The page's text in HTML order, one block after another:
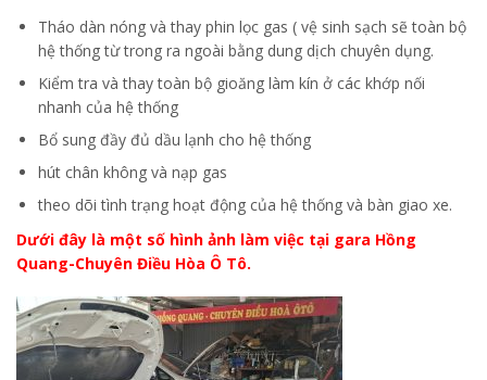
Tháo dàn nóng và thay phin lọc gas ( vệ sinh sạch sẽ toàn bộ
hệ thống từ trong ra ngoài bằng dung dịch chuyên dụng.
Kiểm tra và thay toàn bộ gioăng làm kín ở các khớp nối
nhanh của hệ thống
Bổ sung đầy đủ dầu lạnh cho hệ thống
hút chân không và nạp gas
theo dõi tình trạng hoạt động của hệ thống và bàn giao xe.
Dưới đây là một số hình ảnh làm việc tại gara Hồng
Quang-Chuyên Điều Hòa Ô Tô.